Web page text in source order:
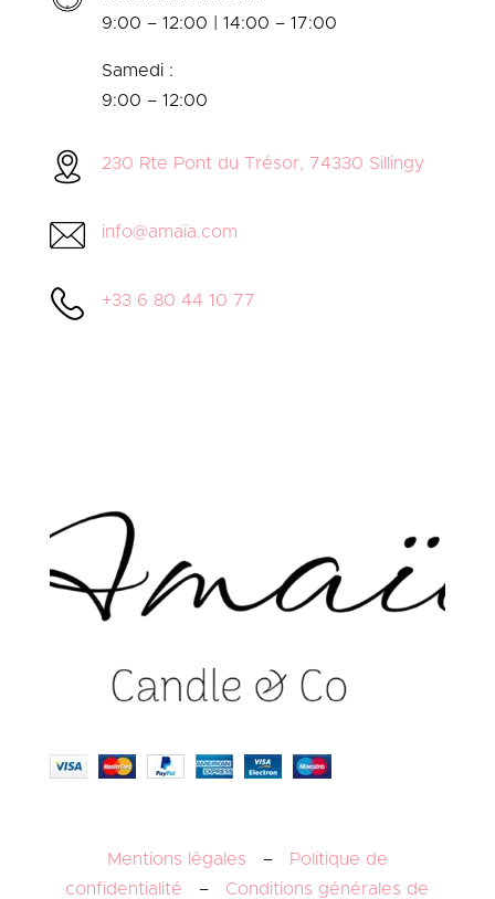
9:00 – 12:00 | 14:00 – 17:00
Samedi :
9:00 – 12:00
230 Rte Pont du Trésor, 74330 Sillingy
info@amaïa.com
+33 6 80 44 10 77
Mentions légales –
Politique de
confidentialité – Conditions générales de